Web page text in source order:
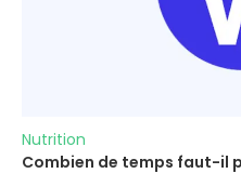
Nutrition
Combien de temps faut-il